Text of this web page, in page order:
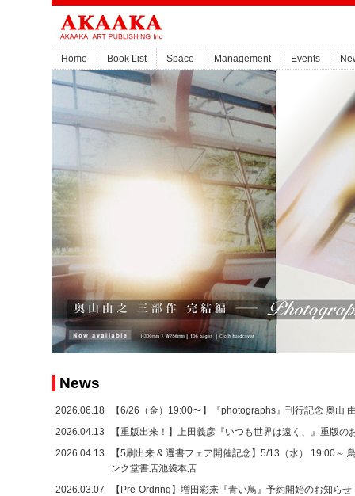
Home Book List Space Management Events
News
2026.06.18
【6/26（金）19:00〜】『photographs』刊行記念 奥山
2026.04.13
【重版出来！】上田義彦『いつも世界は遠く、』重版の
2026.04.13
【5刷出来 & 選書フェア開催記念】5/13（水） 19:00～
ンク堂書店池袋本店
2026.03.07
【Pre-Ordring】増田彩来『青い鳥』予約開始のお知らせ